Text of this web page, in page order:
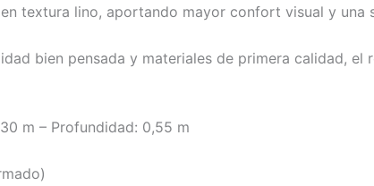
textura lino, aportando mayor confort visual y una
bien pensada y materiales de primera calidad,
m – Profundidad: 0,55 m